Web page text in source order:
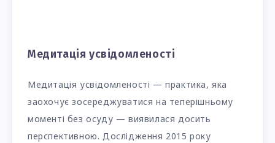
Медитація усвідомленості
Медитація усвідомленості — практика, яка
заохочує зосереджуватися на теперішньому
моменті без осуду — виявилася досить
перспективною. Дослідження 2015 року